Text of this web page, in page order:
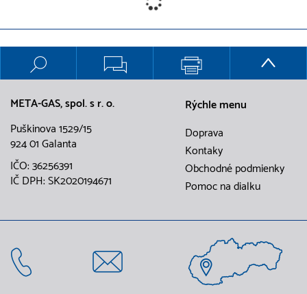
META-GAS, spol. s r. o.
Puškinova 1529/15
924 01 Galanta
IČO: 36256391
IČ DPH: SK2020194671
Rýchle menu
Doprava
Kontaky
Obchodné podmienky
Pomoc na dialku